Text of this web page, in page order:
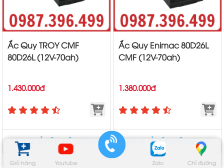
Giỏ hàng Youtube Zalo Chỉ đường
Ắc Quy TROY CMF
80D26L (12V-70ah)
1.430.000đ
MUA SỈ LIÊN HỆ NGAY
Ắc Quy Enimac 80D26L
CMF (12V-70ah)
1.380.000đ
MUA SỈ LIÊN HỆ NGAY